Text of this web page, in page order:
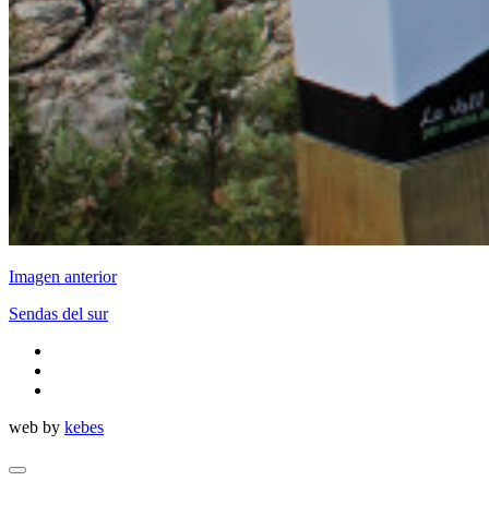
Imagen anterior
Sendas del sur
web by kebes